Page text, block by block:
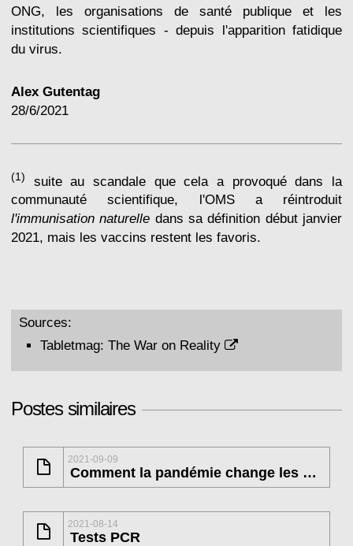
ONG, les organisations de santé publique et les
institutions scientifiques - depuis l'apparition fatidique
du virus.
Alex Gutentag
28/6/2021
(1)
suite au scandale que cela a provoqué dans la
communauté scientifique, l'OMS a réintroduit
l'immunisation naturelle dans sa définition début janvier
2021, mais les vaccins restent les favoris.
Sources:
Tabletmag: The War on Reality
Postes similaires
2021-09-09
Comment la pandémie change les normes de la science
2021-08-14
Tests PCR